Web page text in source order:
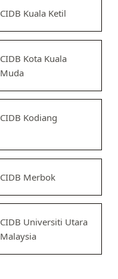
CIDB Kuala Ketil
CIDB Kota Kuala
Muda
CIDB Kodiang
CIDB Merbok
CIDB Universiti Utara
Malaysia